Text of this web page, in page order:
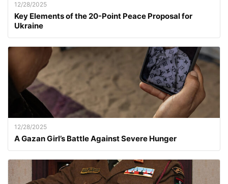
12/28/2025
Key Elements of the 20-Point Peace Proposal for
Ukraine
12/28/2025
A Gazan Girl’s Battle Against Severe Hunger